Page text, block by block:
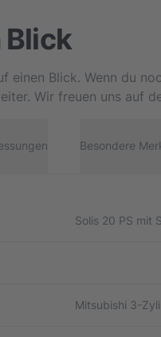
Blick
Blick. Wenn du
Wir freuen uns auf
Besondere
Solis 20 PS mit
Mitsubishi 3-